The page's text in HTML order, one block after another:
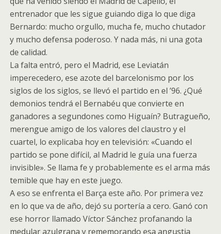
entrenador que les sigue guiando diga lo que diga
Bernardo: mucho orgullo, mucha fe, mucho chutador
y mucho defensa poderoso. Y nada más, ni una gota
de calidad.
La falta entró, pero el Madrid, ese Leviatán
imperecedero, ese azote del barcelonismo por los
siglos de los siglos, se llevó el partido en el ’96. ¿Qué
demonios tendrá el Bernabéu que convierte en
ganadores a segundones como Higuaín? Butragueño,
merengue amigo de los valores del claustro y el
cuartel, lo explicaba hoy en televisión: «Cuando el
partido se pone difícil, al Madrid le guía una fuerza
invisible». Se llama fe y probablemente es el arma más
temible que hay en este juego.
A eso se enfrenta el Barça este año. Por primera vez
en lo que va de año, dejó su portería a cero. Ganó con
ese horror llamado Víctor Sánchez profanando la
medular azulgrana y rememorando esa angustia